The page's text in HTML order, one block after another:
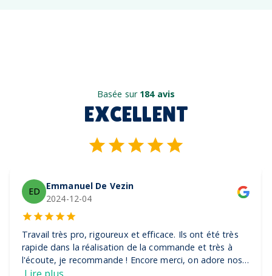
Basée sur 184 avis
EXCELLENT
ED
Emmanuel De Vezin
2024-12-04
Travail très pro, rigoureux et efficace. Ils ont été très
rapide dans la réalisation de la commande et très à
l'écoute, je recommande ! Encore merci, on adore nos
casquettes
Lire plus